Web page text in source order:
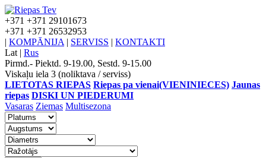
+371 +371 29101673
+371 +371 26532953
| KOMPĀNIJA | SERVISS | KONTAKTI
Lat | Rus
Pirmd.- Piektd. 9-19.00, Sestd. 9-15.00
Viskaļu iela 3 (noliktava / serviss)
LIETOTAS RIEPAS Riepas pa vienai(VIENINIECES) Jaunas
riepas DISKI UN PIEDERUMI
Vasaras Ziemas Multisezona